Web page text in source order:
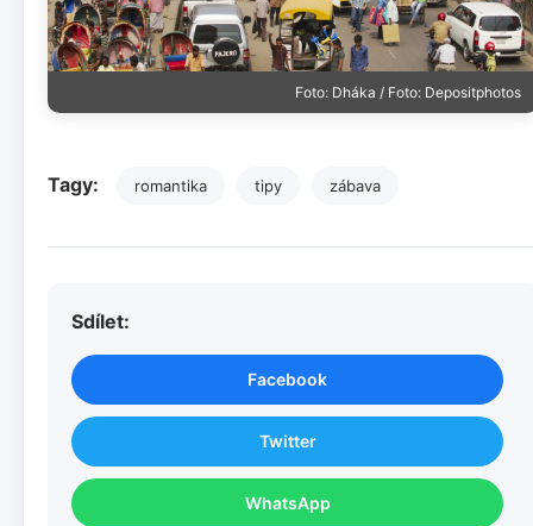
Foto: Dháka / Foto: Depositphotos
Tagy: romantika tipy zábava
Sdílet:
Facebook
Twitter
WhatsApp